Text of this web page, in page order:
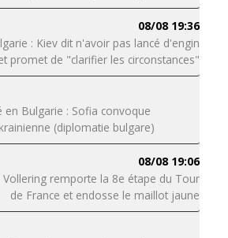
08/08 19:36
: Kiev dit n'avoir pas lancé d'engin
promet de "clarifier les circonstances"
en Bulgarie : Sofia convoque
(diplomatie bulgare)
08/08 19:06
Vollering remporte la 8e étape du Tour
de France et endosse le maillot jaune